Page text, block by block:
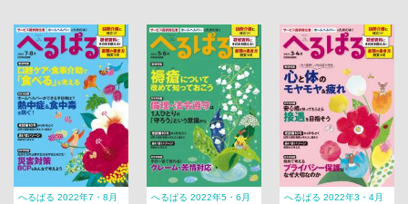
へるぱる 2022年7・8月 へるぱる 2022年5・6月 へるぱる 2022年3・4月